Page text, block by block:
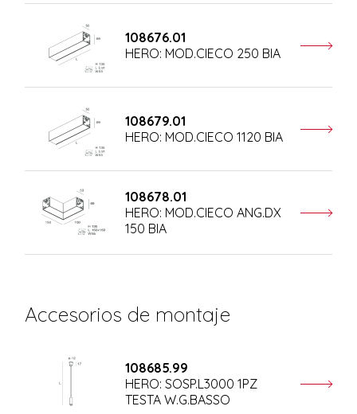
108676.01
HERO: MOD.CIECO 250 BIA
108679.01
HERO: MOD.CIECO 1120 BIA
108678.01
HERO: MOD.CIECO ANG.DX
150 BIA
Accesorios de montaje
108685.99
HERO: SOSP.L3000 1PZ
TESTA W.G.BASSO